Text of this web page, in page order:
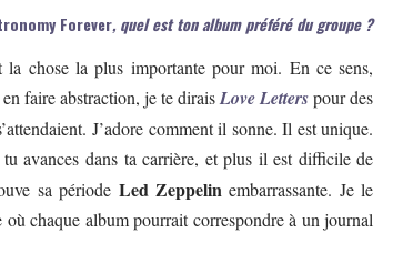
Forever, quel est ton album préféré du groupe ?
chose la plus importante pour moi. En ce sens,
faire abstraction, je te diraisLove Letterspour des
J’adore comment il sonne. Il est unique.
avances dans ta carrière, et plus il est difficile de
sa période Led Zeppelin embarrassante. Je le
chaque album pourrait correspondre à un journal